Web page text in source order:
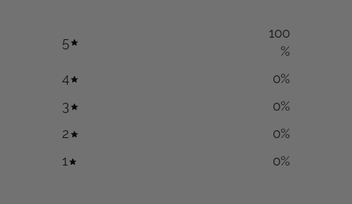
5
100
%
4
0%
3
0%
2
0%
1
0%